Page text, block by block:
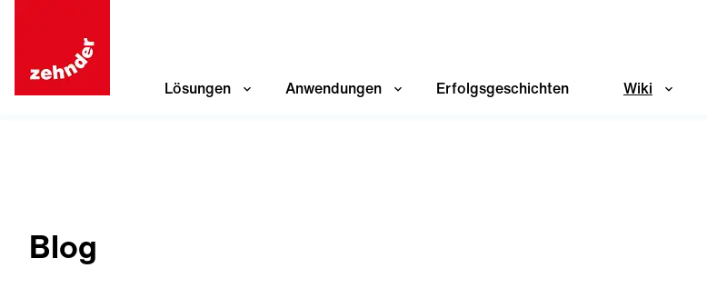
Lösungen Anwendungen Erfolgsgeschichten Wiki
Blog